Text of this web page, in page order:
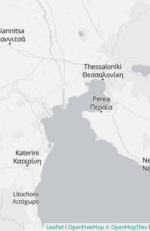
Leaflet OpenFreeMap © OpenMapTiles